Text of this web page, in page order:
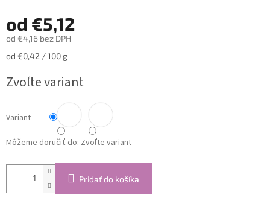
od €5,12
od €4,16 bez DPH
Jednotková
od €0,42 / 100 g
Zvoľte variant
Variant
Môžeme doručiť do: Zvoľte variant
Pridať do košíka